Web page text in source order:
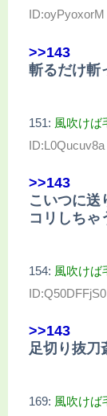
ID:oyPyoxorM
>>143
斬るだけ斬
151: 風吹けば
ID:L0Qucuv8a
>>143
こいつに送
コリしちゃ
154: 風吹けば
ID:Q50DFFjS0
>>143
足切り抜刀
169: 風吹けば